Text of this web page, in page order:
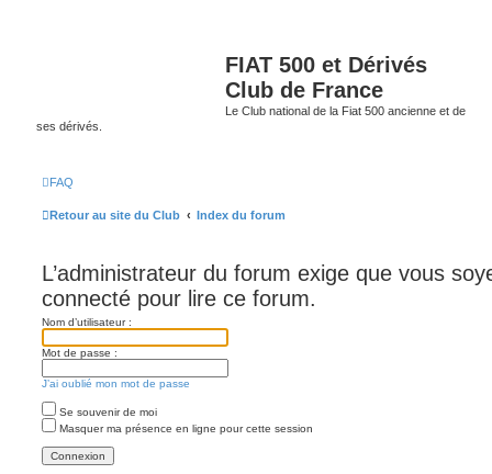
FIAT 500 et Dérivés
Club de France
Le Club national de la Fiat 500 ancienne et de
ses dérivés.
FAQ
Retour au site du Club Index du forum
L’administrateur du forum exige que vous
connecté pour lire ce forum.
Nom d’utilisateur :
Mot de passe :
J’ai oublié mon mot de passe
Se souvenir de moi
Masquer ma présence en ligne pour cette session